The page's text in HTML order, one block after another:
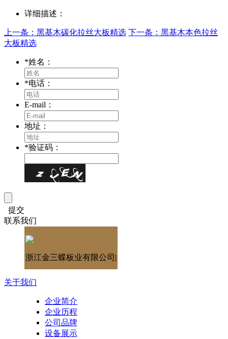
详细描述：
上一条：黑基木碳化拉丝大板精选 下一条：黑基木本色拉丝
大板精选
*姓名：
*电话：
E-mail：
地址：
*验证码：
提交
联系我们
浙江金三蝶板业有限公司|
关于我们
企业简介
企业历程
公司品牌
设备展示